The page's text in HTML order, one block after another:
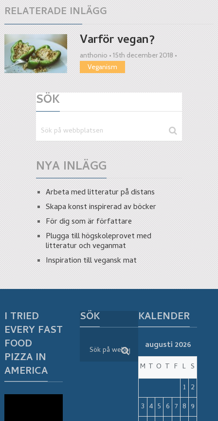
RELATERADE INLÄGG
Varför vegan?
anthonio • 15th december 2018 •
Veganism
SÖK
NYA INLÄGG
Arbeta med litteratur på distans
Skapa konst inspirerad av böcker
För dig som är författare
Plugga till högskoleprovet med
litteratur och veganmat
Inspiration till vegansk mat
I TRIED
EVERY FAST
FOOD
PIZZA IN
AMERICA
SÖK KALENDER
augusti 2026
M T O T F L S
1 2
3 4 5 6 7 8 9